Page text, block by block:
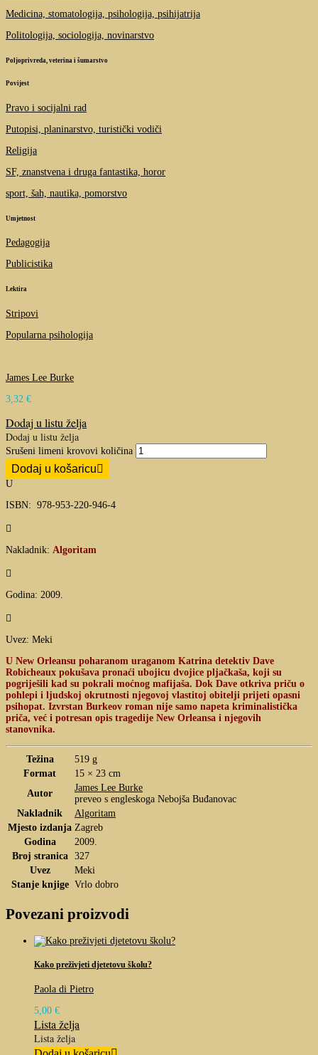
Medicina, stomatologija, psihologija, psihijatrija
Politologija, sociologija, novinarstvo
Poljoprivreda, veterina i šumarstvo
Povijest
Pravo i socijalni rad
Putopisi, planinarstvo, turistički vodiči
Religija
SF, znanstvena i druga fantastika, horor
sport, šah, nautika, pomorstvo
Umjetnost
Pedagogija
Publicistika
Lektira
Stripovi
Popularna psihologija
James Lee Burke
3,32 €
Dodaj u listu želja
Dodaj u listu želja
Srušeni limeni krovovi količina
Dodaj u košaricu
U
ISBN: 978-953-220-946-4

Nakladnik: Algoritam

Godina: 2009.

Uvez: Meki
U New Orleansu poharanom uraganom Katrina detektiv Dave
Robicheaux pokušava pronaći ubojicu dvojice pljačkaša, koji su
pogriješili kad su pokrali moćnog mafijaša. Dok Dave otkriva priču o
pohlepi i ljudskoj okrutnosti njegovoj vlastitoj obitelji prijeti opasni
psihopat. Izvrstan Burkeov roman nije samo napeta kriminalistička
priča, već i potresan opis tragedije New Orleansa i njegovih
stanovnika.
Težina
519 g
Format
15 × 23 cm
Autor
James Lee Burke
preveo s engleskoga Nebojša Buđanovac
Nakladnik
Algoritam
Mjesto izdanja Zagreb
Godina
2009.
Broj stranica
327
Uvez
Meki
Stanje knjige Vrlo dobro
Povezani proizvodi
Kako preživjeti djetetovu školu?
Paola di Pietro
5,00 €
Lista želja
Lista želja